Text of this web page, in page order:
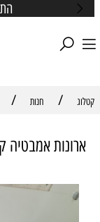
קטלוג / חנות /
ארונות אמבטיה